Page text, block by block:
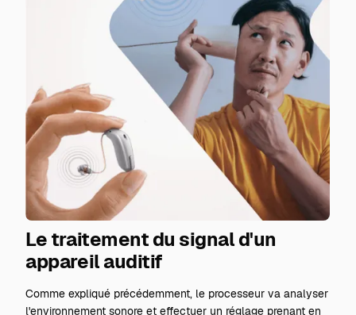
Le traitement du signal d'un
appareil auditif
Comme expliqué précédemment, le processeur va analyser
l'environnement sonore et effectuer un réglage prenant en